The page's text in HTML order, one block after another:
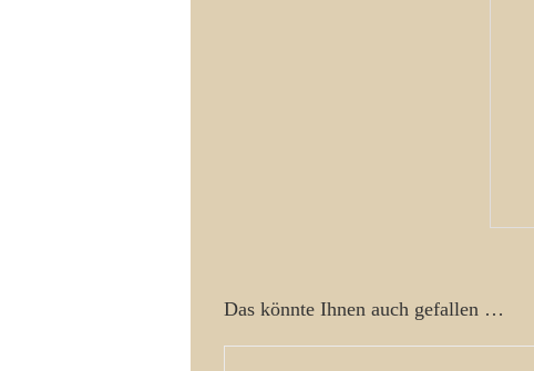
Das könnte Ihnen auch gefallen …